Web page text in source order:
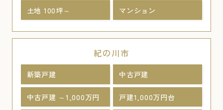
土地 100坪～ マンション
紀の川市
新築戸建 中古戸建
中古戸建 ～1,000万円 戸建1,000万円台